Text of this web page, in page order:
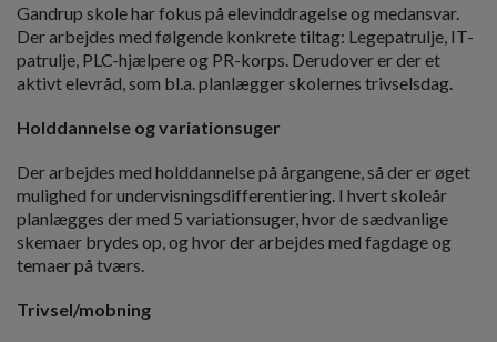
Gandrup skole har fokus på elevinddragelse og medansvar.
Der arbejdes med følgende konkrete tiltag: Legepatrulje, IT-
patrulje, PLC-hjælpere og PR-korps. Derudover er der et
aktivt elevråd, som bl.a. planlægger skolernes trivselsdag.
Holddannelse og variationsuger
Der arbejdes med holddannelse på årgangene, så der er øget
mulighed for undervisningsdifferentiering. I hvert skoleår
planlægges der med 5 variationsuger, hvor de sædvanlige
skemaer brydes op, og hvor der arbejdes med fagdage og
temaer på tværs.
Trivsel/mobning